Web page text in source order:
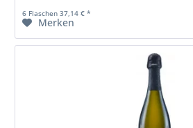
6 Flaschen 37,14 € *
Merken